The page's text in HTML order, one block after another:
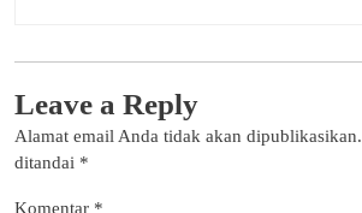
Leave a Reply
Alamat email Anda tidak akan dipublikasikan.
ditandai *
Komentar *